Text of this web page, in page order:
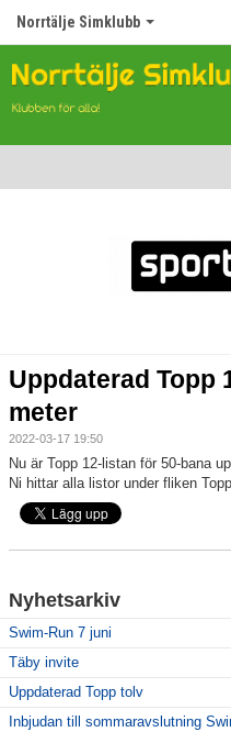
Norrtälje Simklubb
Topp Tolv
Anmälan till Simklubben
Våra tävlingar
Uppdaterad Topp
meter
2022-03-17 19:50
Nu är Topp 12-listan för 50-bana
Ni hittar alla listor under fliken
Nyhetsarkiv
Swim-Run 7 juni
Täby invite
Uppdaterad Topp tolv
Inbjudan till sommaravslutning